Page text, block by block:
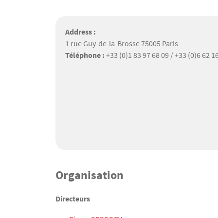
Address :
1 rue Guy-de-la-Brosse 75005 Paris
Téléphone : +33 (0)1 83 97 68 09 / +33 (0)6 62
Texte
Organisation
Directeurs